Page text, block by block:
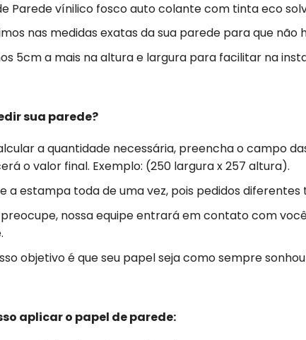
Parede vínilico fosco auto colante com tinta eco
nas medidas exatas da sua parede para que não
5cm a mais na altura e largura para facilitar na
sua parede?
a quantidade necessária, preencha o campo
o valor final. Exemplo: (250 largura x 257 altura).
a estampa toda de uma vez, pois pedidos diferentes
preocupe, nossa equipe entrará em contato com
objetivo é que seu papel seja como sempre
aplicar o papel de parede: